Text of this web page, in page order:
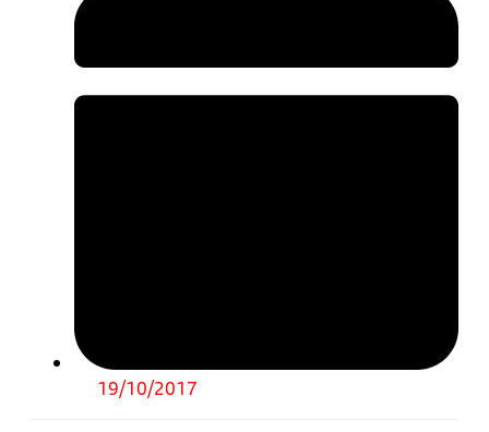
19/10/2017